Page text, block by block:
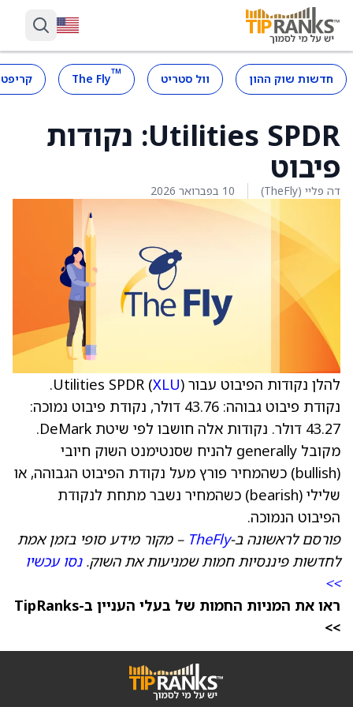
חדשות שוק ההון וול סטריט ™
The Fly
Utilities SPDR: נקודות
פיבוט
דה פליי (TheFly) 10 בפברואר 2026
להלן נקודות הפיבוט עבור Utilities SPDR ( XLU
).
נקודת פיבוט גבוהה: 43.76 דולר, נקודת פיבוט נמוכה:
43.27 דולר. נקודות אלה חושבו לפי שיטת DeMark.
מקובל generally להניח שסנטימנט השוק חיובי
(bullish) כשהמחיר פורץ מעל נקודת הפיבוט הגבוהה, או
שלילי (bearish) כשהמחיר נשבר מתחת לנקודת
הפיבוט הנמוכה.
פורסם לראשונה ב-TheFly – מקור מידע סופי בזמן אמת
לחדשות פיננסיות חמות שמניעות את השוק.נסו עכשיו
>>
ראו את המניות החמות של בעלי העניין ב-TipRanks
>>